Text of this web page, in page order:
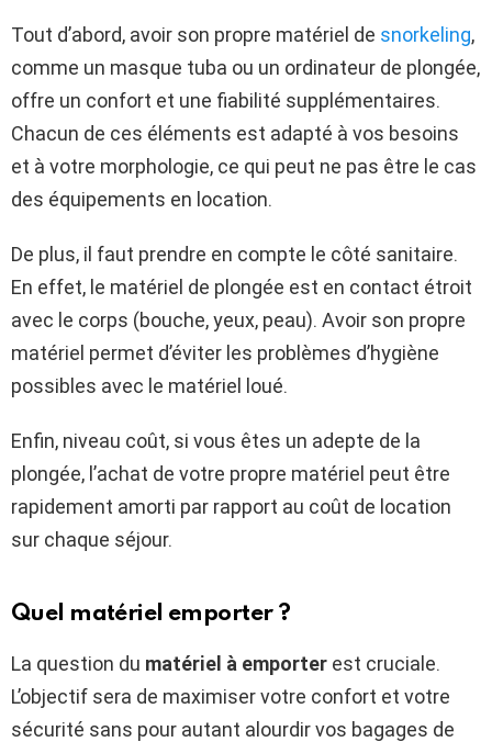
Tout d’abord, avoir son propre matériel de snorkeling,
comme un masque tuba ou un ordinateur de plongée,
offre un confort et une fiabilité supplémentaires.
Chacun de ces éléments est adapté à vos besoins
et à votre morphologie, ce qui peut ne pas être le cas
des équipements en location.
De plus, il faut prendre en compte le côté sanitaire.
En effet, le matériel de plongée est en contact étroit
avec le corps (bouche, yeux, peau). Avoir son propre
matériel permet d’éviter les problèmes d’hygiène
possibles avec le matériel loué.
Enfin, niveau coût, si vous êtes un adepte de la
plongée, l’achat de votre propre matériel peut être
rapidement amorti par rapport au coût de location
sur chaque séjour.
Quel matériel emporter ?
La question du matériel à emporter est cruciale.
L’objectif sera de maximiser votre confort et votre
sécurité sans pour autant alourdir vos bagages de